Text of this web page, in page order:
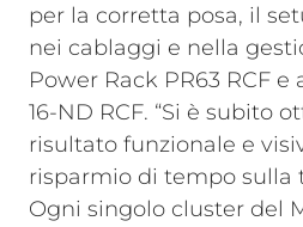
per la corretta posa, il
nei cablaggi e nella
Power Rack PR63 RCF e
16-ND RCF. “Si è subito
risultato funzionale e
risparmio di tempo sulla
Ogni singolo cluster del